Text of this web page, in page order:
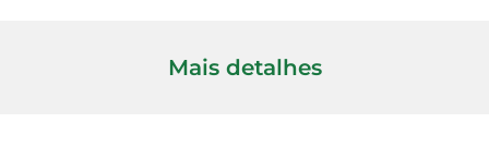
Mais detalhes